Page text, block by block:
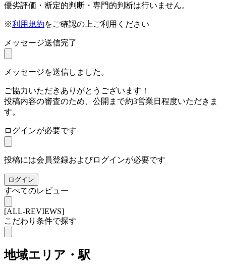
優劣評価・断定的判断・専門的判断は行いません。
※利用規約をご確認の上ご利用ください
メッセージ送信完了
メッセージを送信しました。
ご協力いただきありがとうございます！
投稿内容の審査のため、公開まで約3営業日程度いただきま
す。
ログインが必要です
投稿には会員登録およびログインが必要です
ログイン
すべてのレビュー
[ALL-REVIEWS]
こだわり条件で探す
地域エリア・駅